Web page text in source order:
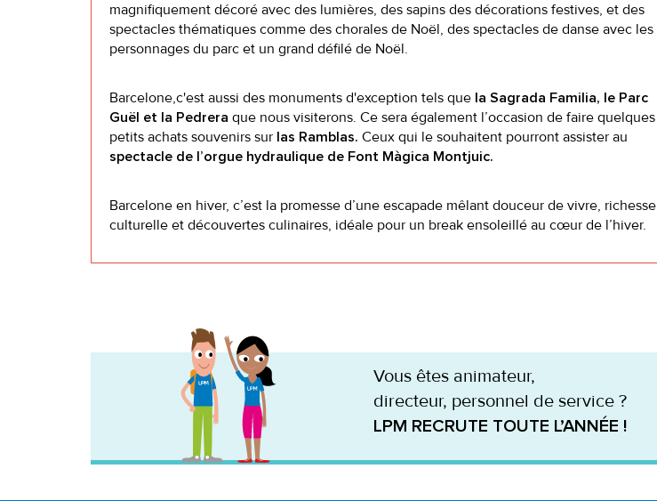
magnifiquement décoré avec des lumières, des sapins des décorations festives, et des
spectacles thématiques comme des chorales de Noël, des spectacles de danse avec les
personnages du parc et un grand défilé de Noël.
Barcelone,c'est aussi des monuments d'exception tels que la Sagrada Familia, le Parc
Guël et la Pedrera que nous visiterons. Ce sera également l’occasion de faire quelques
petits achats souvenirs sur las Ramblas. Ceux qui le souhaitent pourront assister au
spectacle de l’orgue hydraulique de Font Màgica Montjuic.
Barcelone en hiver, c’est la promesse d’une escapade mêlant douceur de vivre, richesse
culturelle et découvertes culinaires, idéale pour un break ensoleillé au cœur de l’hiver.
Vous êtes animateur,
directeur, personnel de service ?
LPM RECRUTE TOUTE L’ANNÉE !